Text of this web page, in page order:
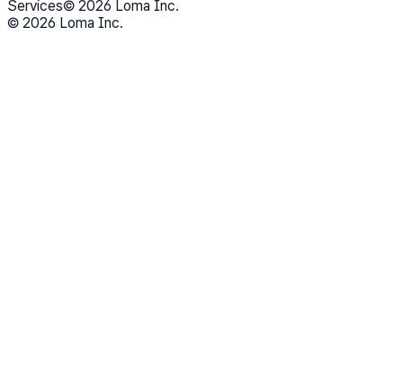
Services© 2026 Loma Inc.
© 2026 Loma Inc.